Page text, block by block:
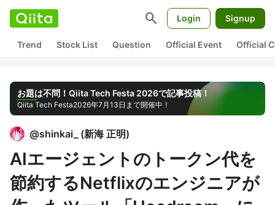
search Login Signup
Trend Stock List Question Official Event Official
お題は不問！Qiita Tech Festa 2026で記事投稿！
Qiita Tech Festa2026年7月13日まで開催中！
@shinkai_ (新海 正明)
AIエージェントのトークン代を
節約するNetflixのエンジニアが